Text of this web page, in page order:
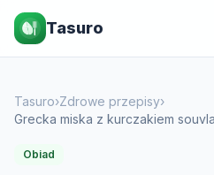
Tasuro
Tasuro›Zdrowe przepisy›
Grecka miska z kurczakiem
Obiad